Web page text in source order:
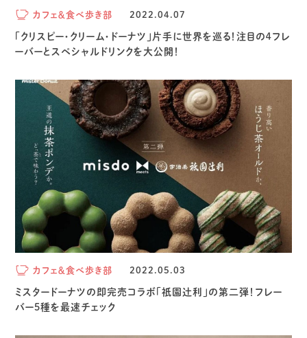
カフェ＆食べ歩き部 2022.04.07
「クリスピー・クリーム・ドーナツ」片手に世界を巡る！注目の４フレ
ーバーとスペシャルドリンクを大公開！
カフェ＆食べ歩き部 2022.05.03
ミスタードーナツの即完売コラボ「祇園辻利」の第二弾！フレー
バー5種を最速チェック